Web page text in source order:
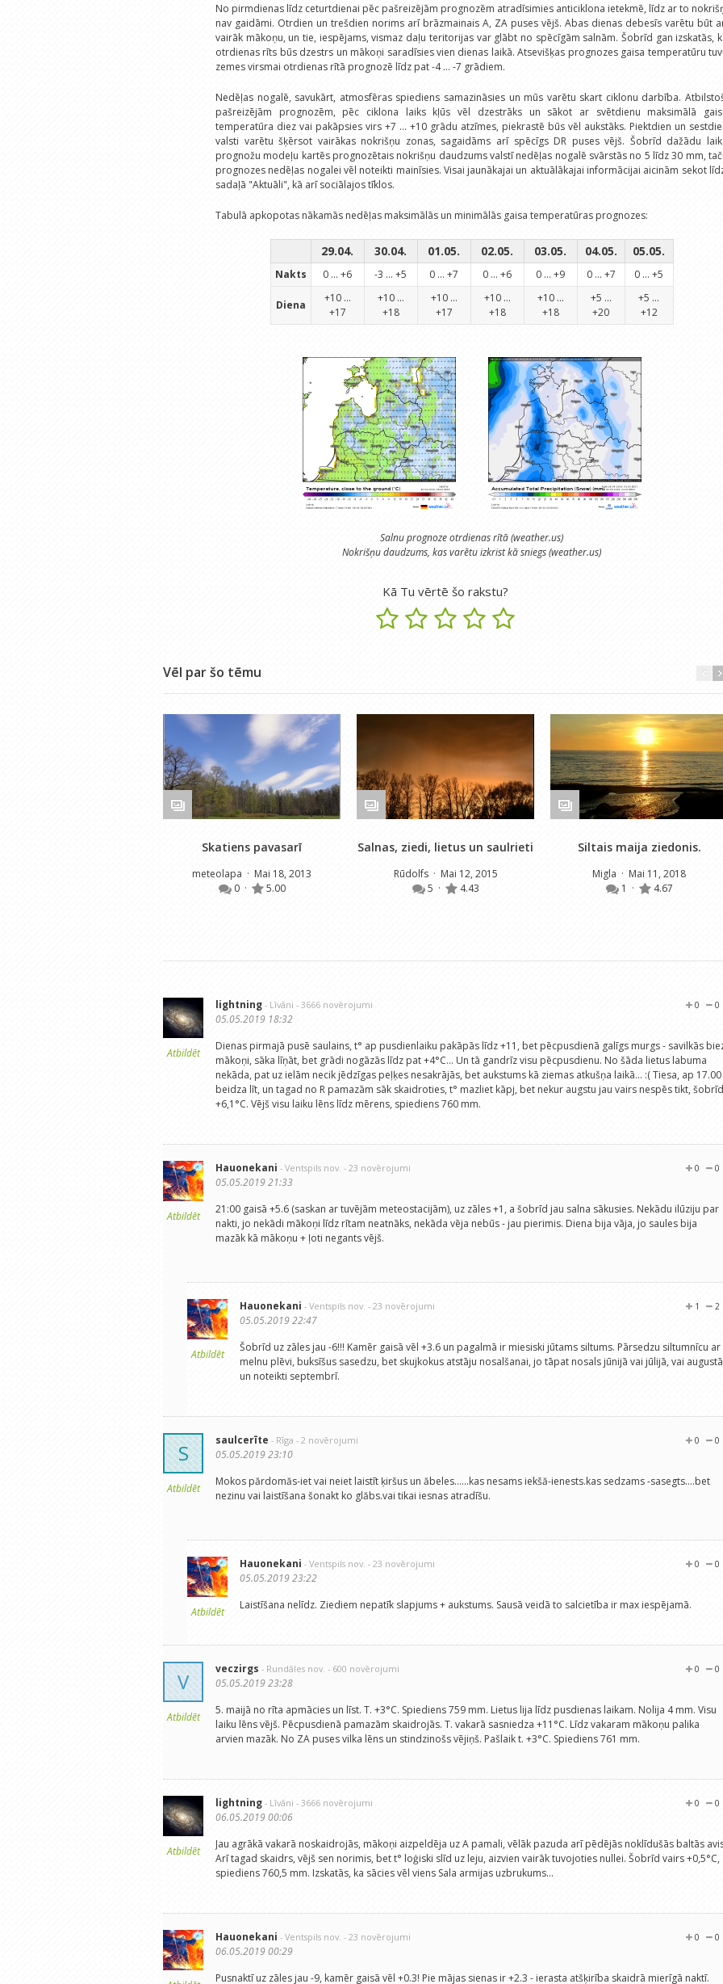
No pirmdienas līdz ceturtdienai pēc pašreizējām prognozēm atradīsimies anticiklona ietekmē, līdz ar to
nav gaidāmi. Otrdien un trešdien norims arī brāzmainais A, ZA puses vējš. Abas dienas debesīs varētu būt
vairāk mākoņu, un tie, iespējams, vismaz daļu teritorijas var glābt no spēcīgām salnām. Šobrīd gan izskatās,
otrdienas rīts būs dzestrs un mākoņi saradīsies vien dienas laikā. Atsevišķas prognozes gaisa temperatūru
zemes virsmai otrdienas rītā prognozē līdz pat -4 ... -7 grādiem.
Nedēļas nogalē, savukārt, atmosfēras spiediens samazināsies un mūs varētu skart ciklonu darbība.
pašreizējām prognozēm, pēc ciklona laiks kļūs vēl dzestrāks un sākot ar svētdienu maksimālā
temperatūra diez vai pakāpsies virs +7 ... +10 grādu atzīmes, piekrastē būs vēl aukstāks. Piektdien un
valsti varētu šķērsot vairākas nokrišņu zonas, sagaidāms arī spēcīgs DR puses vējš. Šobrīd dažādu
prognožu modeļu kartēs prognozētais nokrišņu daudzums valstī nedēļas nogalē svārstās no 5 līdz 30 mm,
prognozes nedēļas nogalei vēl noteikti mainīsies. Visai jaunākajai un aktuālākajai informācijai aicinām sekot
sadaļā "Aktuāli", kā arī sociālajos tīklos.
Tabulā apkopotas nākamās nedēļas maksimālās un minimālās gaisa temperatūras prognozes:
29.04. 30.04. 01.05. 02.05. 03.05. 04.05. 05.05.
Nakts 0 ... +6 -3 ... +5 0 ... +7 0 ... +6 0 ... +9 0 ... +7 0 ... +5
Diena
+10 ...
+17
+10 ...
+18
+10 ...
+17
+10 ...
+18
+10 ...
+18
+5 ...
+20
+5 ...
+12
Salnu prognoze otrdienas rītā (weather.us)
Nokrišņu daudzums, kas varētu izkrist kā sniegs (weather.us)
Kā Tu vērtē šo rakstu?
Vēl par šo tēmu
Skatiens pavasarī
meteolapa · Mai 18, 2013
0 · 5.00
Salnas, ziedi, lietus un saulrieti
Rūdolfs · Mai 12, 2015
5 · 4.43
Siltais maija ziedonis.
Migla · Mai 11, 2018
1 · 4.67
Atbildēt
lightning - Līvāni - 3666 novērojumi 0
0
05.05.2019 18:32
Dienas pirmajā pusē saulains, t° ap pusdienlaiku pakāpās līdz +11, bet pēcpusdienā galīgs murgs - savilkās
mākoņi, sāka līņāt, bet grādi nogāzās līdz pat +4°C... Un tā gandrīz visu pēcpusdienu. No šāda lietus labuma
nekāda, pat uz ielām necik jēdzīgas peļķes nesakrājās, bet aukstums kā ziemas atkušņa laikā... :( Tiesa, ap 17.00
beidza līt, un tagad no R pamazām sāk skaidroties, t° mazliet kāpj, bet nekur augstu jau vairs nespēs tikt, šobrīd
+6,1°C. Vējš visu laiku lēns līdz mērens, spiediens 760 mm.
Atbildēt
Hauonekani - Ventspils nov. - 23 novērojumi 0
0
05.05.2019 21:33
21:00 gaisā +5.6 (saskan ar tuvējām meteostacijām), uz zāles +1, a šobrīd jau salna sākusies. Nekādu ilūziju par
nakti, jo nekādi mākoņi līdz rītam neatnāks, nekāda vēja nebūs - jau pierimis. Diena bija vāja, jo saules bija
mazāk kā mākoņu + ļoti negants vējš.
Atbildēt
Hauonekani - Ventspils nov. - 23 novērojumi 2
1
05.05.2019 22:47
Šobrīd uz zāles jau -6!!! Kamēr gaisā vēl +3.6 un pagalmā ir miesiski jūtams siltums. Pārsedzu siltumnīcu ar
melnu plēvi, buksīšus sasedzu, bet skujkokus atstāju nosalšanai, jo tāpat nosals jūnijā vai jūlijā, vai augustā
un noteikti septembrī.
S
Atbildēt
saulcerīte - Rīga - 2 novērojumi 0
0
05.05.2019 23:10
Mokos părdomăs-iet vai neiet laistīt ķiršus un ăbeles......kas nesams iekšă-ienests.kas sedzams -sasegts....bet
nezinu vai laistīšana šonakt ko glăbs.vai tikai iesnas atradīšu.
Atbildēt
Hauonekani - Ventspils nov. - 23 novērojumi 0
0
05.05.2019 23:22
Laistīšana nelīdz. Ziediem nepatīk slapjums + aukstums. Sausā veidā to salcietība ir max iespējamā.
V
Atbildēt
veczirgs - Rundāles nov. - 600 novērojumi 0
0
05.05.2019 23:28
5. maijā no rīta apmācies un līst. T. +3°C. Spiediens 759 mm. Lietus lija līdz pusdienas laikam. Nolija 4 mm. Visu
laiku lēns vējš. Pēcpusdienā pamazām skaidrojās. T. vakarā sasniedza +11°C. Līdz vakaram mākoņu palika
arvien mazāk. No ZA puses vilka lēns un stindzinošs vējiņš. Pašlaik t. +3°C. Spiediens 761 mm.
Atbildēt
lightning - Līvāni - 3666 novērojumi 0
0
06.05.2019 00:06
Jau agrākā vakarā noskaidrojās, mākoņi aizpeldēja uz A pamali, vēlāk pazuda arī pēdējās noklīdušās baltās
Arī tagad skaidrs, vējš sen norimis, bet t° loģiski slīd uz leju, aizvien vairāk tuvojoties nullei. Šobrīd vairs +0,5°C,
spiediens 760,5 mm. Izskatās, ka sācies vēl viens Sala armijas uzbrukums...
Hauonekani - Ventspils nov. - 23 novērojumi 0
0
06.05.2019 00:29
Pusnaktī uz zāles jau -9, kamēr gaisā vēl +0.3! Pie mājas sienas ir +2.3 - ierasta atšķirība skaidrā mierīgā naktī.